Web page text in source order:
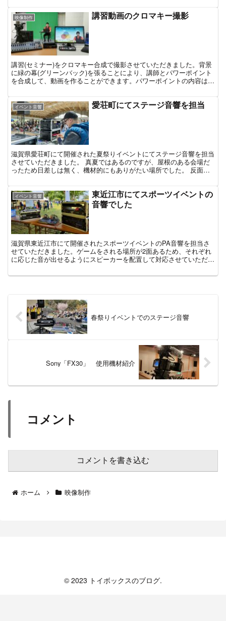
映像制作 講習動画のクロマキー撮影
講習(セミナー)をクロマキー合成で撮影させていただきました。背景
に緑の幕(グリーンバック)を張ることにより、講師とパワーポイント
を合成して、動画を作ることができます。パワーポイントの内容は損
イベント音響 愛荘町にてステージ音響を担当
滋賀県愛荘町にて開催された夏祭りイベントにてステージ音響を担当
させていただきました。 真夏ではあるのですが、屋根のある会場だ
ったため日差しは無く、機材的にもありがたい場所でした。 反面、
イベント音響
東近江市にてスポーツイベントの
音響でした
滋賀県東近江市にて開催されたスポーツイベントのPA音響を担当さ
せていただきました。ゲームをされる場所が2面あるため、それぞれ
に応じた音が出せるようにスピーカーを配置して対応させていただき
春祭りイベントでのステージ音響
Sony「FX30」 使用機材紹介
コメント
コメントを書き込む
ホーム 映像制作
© 2023 トイボックスのブログ.